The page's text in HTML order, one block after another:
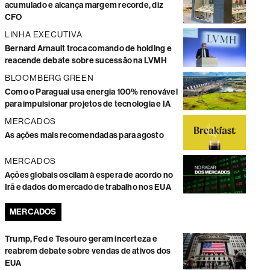
acumulado e alcança margem recorde, diz
CFO
LINHA EXECUTIVA
Bernard Arnault troca comando de holding e
reacende debate sobre sucessão na LVMH
BLOOMBERG GREEN
Como o Paraguai usa energia 100% renovável
para impulsionar projetos de tecnologia e IA
MERCADOS
As ações mais recomendadas para agosto
MERCADOS
Ações globais oscilam à espera de acordo no
Irã e dados do mercado de trabalho nos EUA
MERCADOS
Trump, Fed e Tesouro geram incerteza e
reabrem debate sobre vendas de ativos dos
EUA